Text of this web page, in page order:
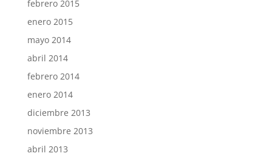
febrero 2015
enero 2015
mayo 2014
abril 2014
febrero 2014
enero 2014
diciembre 2013
noviembre 2013
abril 2013